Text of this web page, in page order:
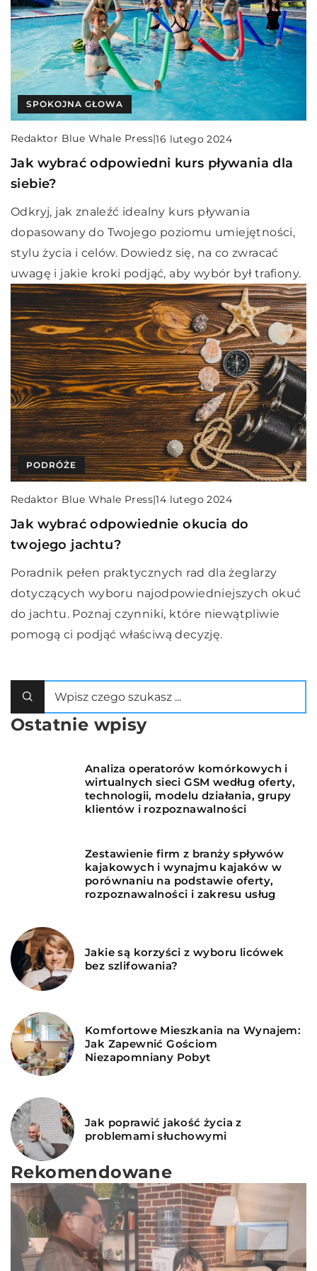
SPOKOJNA GŁOWA
Redaktor Blue Whale Press|16 lutego 2024
Jak wybrać odpowiedni kurs pływania dla
siebie?
Odkryj, jak znaleźć idealny kurs pływania
dopasowany do Twojego poziomu umiejętności,
stylu życia i celów. Dowiedz się, na co zwracać
uwagę i jakie kroki podjąć, aby wybór był trafiony.
PODRÓŻE
Redaktor Blue Whale Press|14 lutego 2024
Jak wybrać odpowiednie okucia do
twojego jachtu?
Poradnik pełen praktycznych rad dla żeglarzy
dotyczących wyboru najodpowiedniejszych okuć
do jachtu. Poznaj czynniki, które niewątpliwie
pomogą ci podjąć właściwą decyzję.
Ostatnie wpisy
Analiza operatorów komórkowych i
wirtualnych sieci GSM według oferty,
technologii, modelu działania, grupy
klientów i rozpoznawalności
Zestawienie firm z branży spływów
kajakowych i wynajmu kajaków w
porównaniu na podstawie oferty,
rozpoznawalności i zakresu usług
Jakie są korzyści z wyboru licówek
bez szlifowania?
Komfortowe Mieszkania na Wynajem:
Jak Zapewnić Gościom
Niezapomniany Pobyt
Jak poprawić jakość życia z
problemami słuchowymi
Rekomendowane